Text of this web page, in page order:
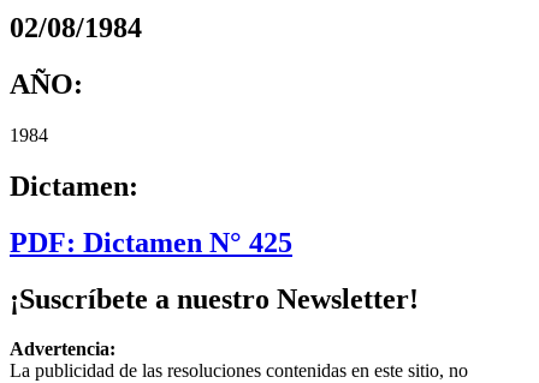
02/08/1984
AÑO:
1984
Dictamen:
PDF: Dictamen N° 425
¡Suscríbete a nuestro Newsletter!
Advertencia:
La publicidad de las resoluciones contenidas en este sitio, no